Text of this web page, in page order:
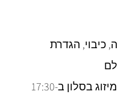
כיבוי, הגדרת
"פתח מיזוג בסלון ב-17:30